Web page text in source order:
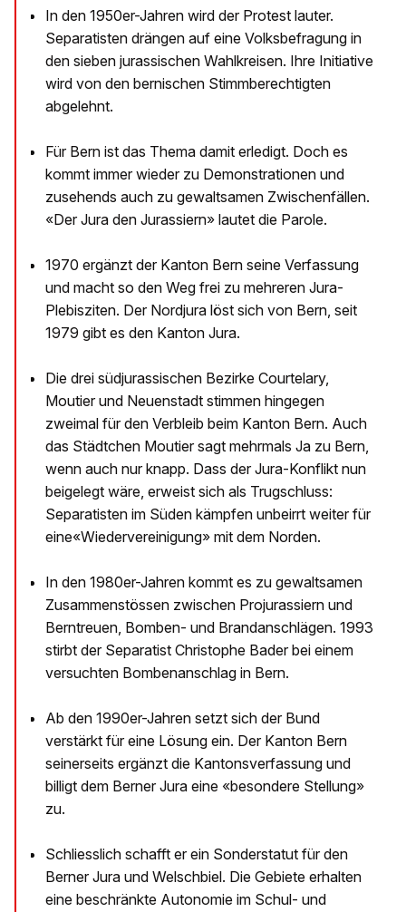
In den 1950er-Jahren wird der Protest lauter.
Separatisten drängen auf eine Volksbefragung in
den sieben jurassischen Wahlkreisen. Ihre Initiative
wird von den bernischen Stimmberechtigten
abgelehnt.
Für Bern ist das Thema damit erledigt. Doch es
kommt immer wieder zu Demonstrationen und
zusehends auch zu gewaltsamen Zwischenfällen.
«Der Jura den Jurassiern» lautet die Parole.
1970 ergänzt der Kanton Bern seine Verfassung
und macht so den Weg frei zu mehreren Jura-
Plebisziten. Der Nordjura löst sich von Bern, seit
1979 gibt es den Kanton Jura.
Die drei südjurassischen Bezirke Courtelary,
Moutier und Neuenstadt stimmen hingegen
zweimal für den Verbleib beim Kanton Bern. Auch
das Städtchen Moutier sagt mehrmals Ja zu Bern,
wenn auch nur knapp. Dass der Jura-Konflikt nun
beigelegt wäre, erweist sich als Trugschluss:
Separatisten im Süden kämpfen unbeirrt weiter für
eine«Wiedervereinigung» mit dem Norden.
In den 1980er-Jahren kommt es zu gewaltsamen
Zusammenstössen zwischen Projurassiern und
Berntreuen, Bomben- und Brandanschlägen. 1993
stirbt der Separatist Christophe Bader bei einem
versuchten Bombenanschlag in Bern.
Ab den 1990er-Jahren setzt sich der Bund
verstärkt für eine Lösung ein. Der Kanton Bern
seinerseits ergänzt die Kantonsverfassung und
billigt dem Berner Jura eine «besondere Stellung»
zu.
Schliesslich schafft er ein Sonderstatut für den
Berner Jura und Welschbiel. Die Gebiete erhalten
eine beschränkte Autonomie im Schul- und